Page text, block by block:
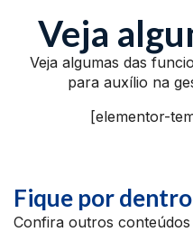
Veja
Veja algumas das
para auxílio na
[elementor-
Fique por
Confira outros